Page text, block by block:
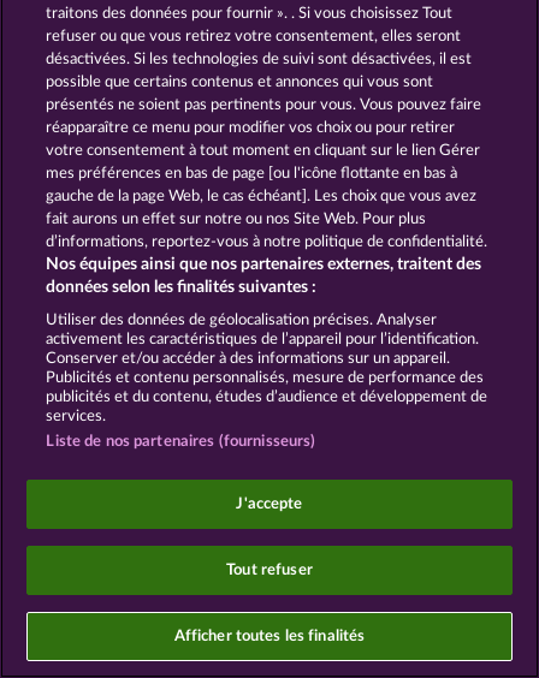
Facebook
Envoyer la demande de rétractation
Les jeux de casino sociaux sont prévus uniquement
à des fins de divertissement et n'ont absolument
aucune influence sur vos résultats possibles lors de
jeux avec de l'argent réel.
©2026 Whow Games GmbH
traitons des données pour fournir ». . Si vous choisissez Tout
refuser ou que vous retirez votre consentement, elles seront
désactivées. Si les technologies de suivi sont désactivées, il est
possible que certains contenus et annonces qui vous sont
présentés ne soient pas pertinents pour vous. Vous pouvez faire
réapparaître ce menu pour modifier vos choix ou pour retirer
votre consentement à tout moment en cliquant sur le lien Gérer
mes préférences en bas de page [ou l'icône flottante en bas à
gauche de la page Web, le cas échéant]. Les choix que vous avez
fait aurons un effet sur notre ou nos Site Web. Pour plus
d’informations, reportez-vous à notre politique de confidentialité.
Nos équipes ainsi que nos partenaires externes, traitent des
données selon les finalités suivantes :
Utiliser des données de géolocalisation précises. Analyser
activement les caractéristiques de l’appareil pour l’identification.
Conserver et/ou accéder à des informations sur un appareil.
Publicités et contenu personnalisés, mesure de performance des
publicités et du contenu, études d’audience et développement de
services.
Liste de nos partenaires (fournisseurs)
J'accepte
Tout refuser
Afficher toutes les finalités